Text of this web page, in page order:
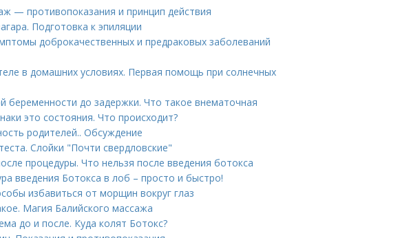
— противопоказания и принцип действия
Подготовка к эпиляции
доброкачественных и предраковых заболеваний
в домашних условиях. Первая помощь при солнечных
беременности до задержки. Что такое внематочная
это состояния. Что происходит?
родителей.. Обсуждение
Слойки "Почти свердловские"
процедуры. Что нельзя после введения ботокса
введения Ботокса в лоб – просто и быстро!
избавиться от морщин вокруг глаз
Магия Балийского массажа
до и после. Куда колят Ботокс?